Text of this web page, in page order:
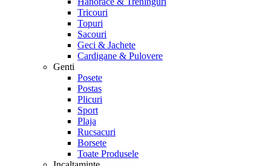
Tricouri
Topuri
Sacouri
Geci & Jachete
Cardigane & Pulovere
Genti
Posete
Postas
Plicuri
Sport
Plaja
Rucsacuri
Borsete
Toate Produsele